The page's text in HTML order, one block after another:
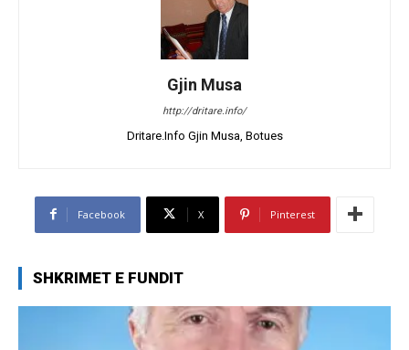
Gjin Musa
http://dritare.info/
Dritare.Info Gjin Musa, Botues
Facebook X Pinterest
SHKRIMET E FUNDIT